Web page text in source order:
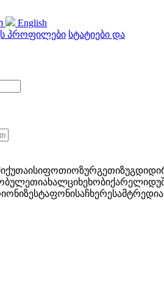
English
პროფილები სტატიები და
ქუთაისიფოთიოზურგეთიზუგდიდი
ახალციხეხობიქარელი
ონიზესტაფონისაჩხერესამტრედია